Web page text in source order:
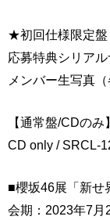
★初回仕様限定
応募特典シリア
メンバー生写真
【通常盤/CDのみ】
CD only / SRCL-
■櫻坂46展「新せ
会期：2023年7月